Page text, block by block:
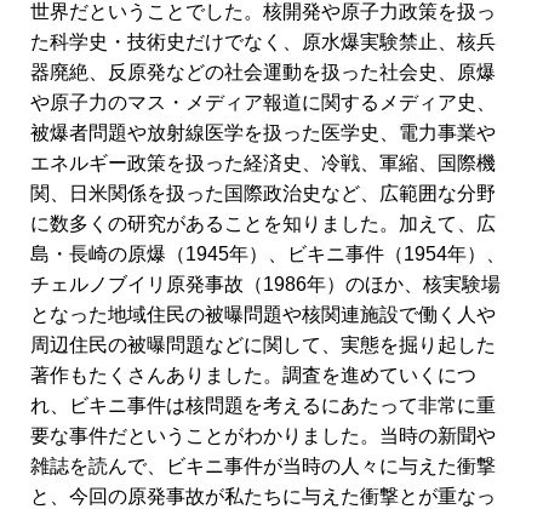
世界だということでした。核開発や原子力政策を扱っ
た科学史・技術史だけでなく、原水爆実験禁止、核兵
器廃絶、反原発などの社会運動を扱った社会史、原爆
や原子力のマス・メディア報道に関するメディア史、
被爆者問題や放射線医学を扱った医学史、電力事業や
エネルギー政策を扱った経済史、冷戦、軍縮、国際機
関、日米関係を扱った国際政治史など、広範囲な分野
に数多くの研究があることを知りました。加えて、広
島・長崎の原爆（1945年）、ビキニ事件（1954年）、
チェルノブイリ原発事故（1986年）のほか、核実験場
となった地域住民の被曝問題や核関連施設で働く人や
周辺住民の被曝問題などに関して、実態を掘り起した
著作もたくさんありました。調査を進めていくにつ
れ、ビキニ事件は核問題を考えるにあたって非常に重
要な事件だということがわかりました。当時の新聞や
雑誌を読んで、ビキニ事件が当時の人々に与えた衝撃
と、今回の原発事故が私たちに与えた衝撃とが重なっ